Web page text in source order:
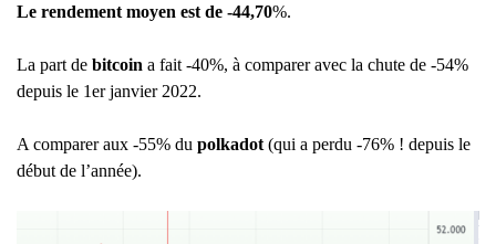
Le rendement moyen est de -44,70%.
La part de bitcoin a fait -40%, à comparer avec la chute de -54%
depuis le 1er janvier 2022.
A comparer aux -55% du polkadot (qui a perdu -76% ! depuis le
début de l’année).